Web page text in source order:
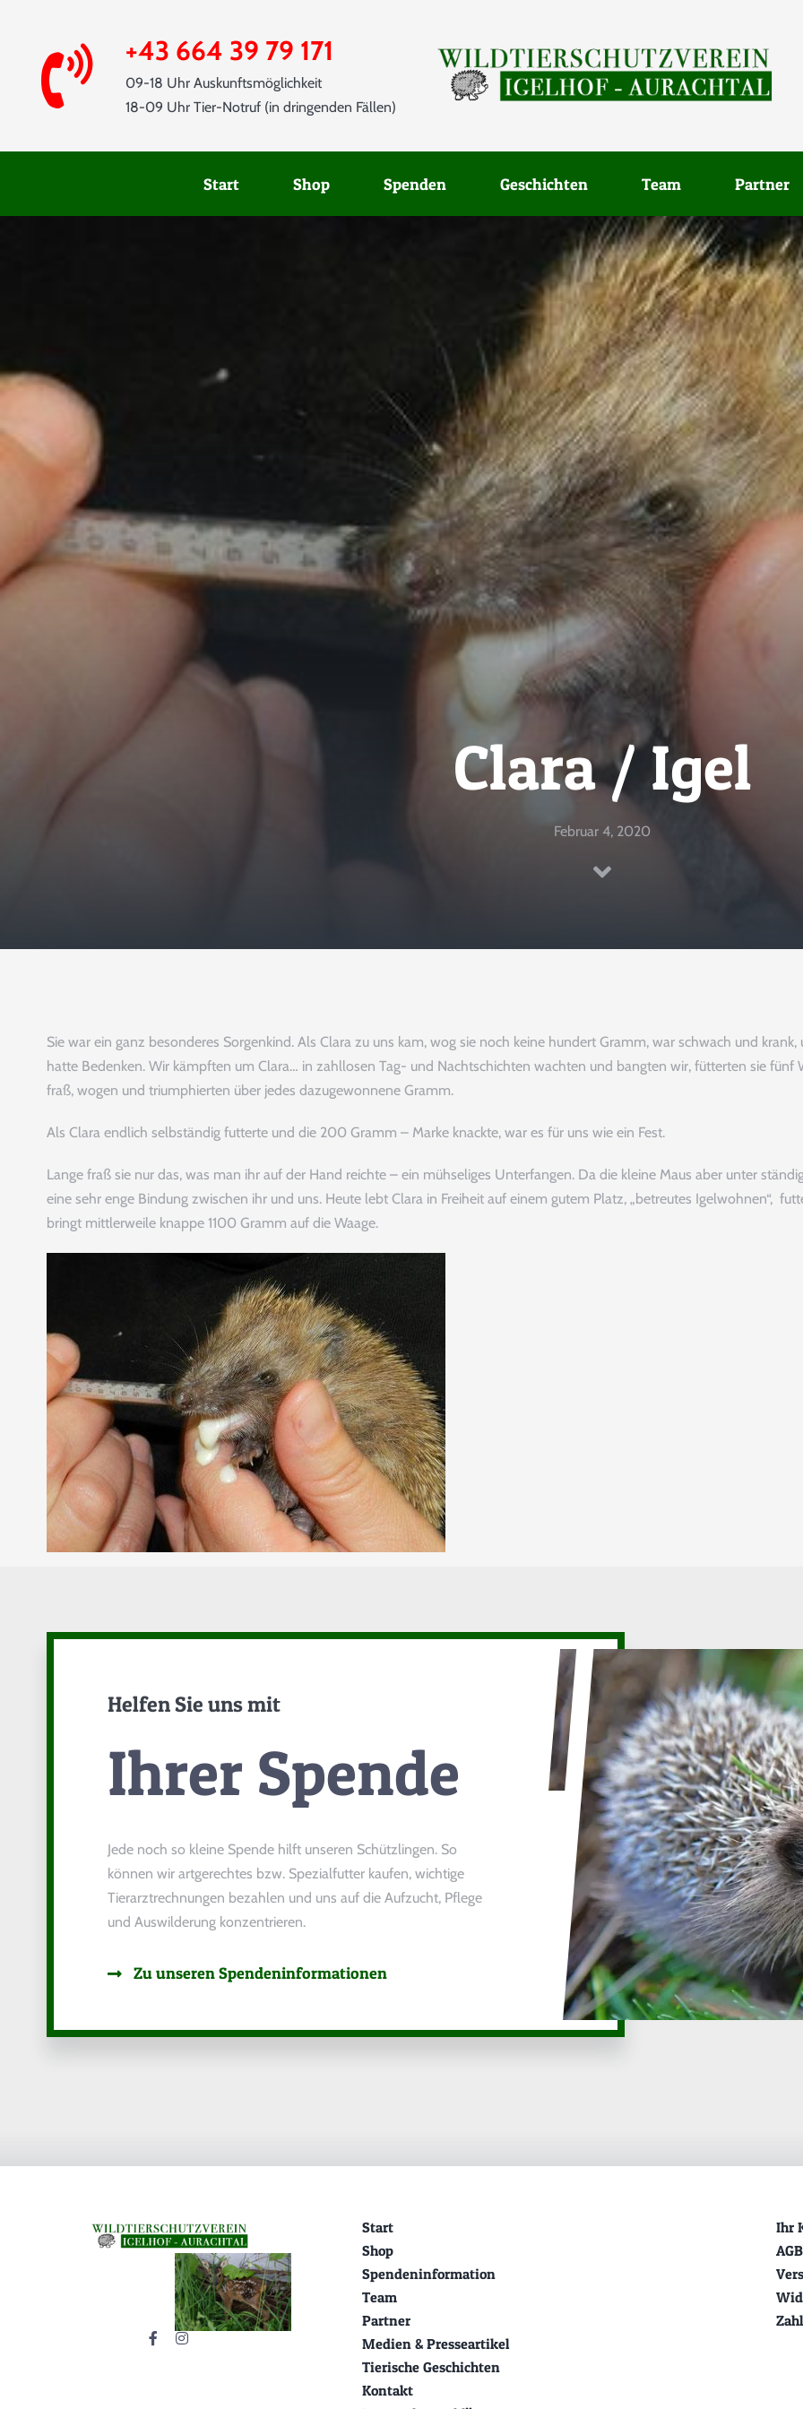
content
+43 664 39 79 171
09-18 Uhr Auskunftsmöglichkeit
18-09 Uhr Tier-Notruf (in dringenden Fällen)
Start Shop Spenden Geschichten Team Partner
Clara / Igel
Februar 4, 2020
Sie war ein ganz besonderes Sorgenkind. Als Clara zu uns kam, wog sie noch keine hundert Gramm, war schwach und
hatte Bedenken. Wir kämpften um Clara… in zahllosen Tag- und Nachtschichten wachten und bangten wir, fütterten sie fünf
fraß, wogen und triumphierten über jedes dazugewonnene Gramm.
Als Clara endlich selbständig futterte und die 200 Gramm – Marke knackte, war es für uns wie ein Fest.
Lange fraß sie nur das, was man ihr auf der Hand reichte – ein mühseliges Unterfangen. Da die kleine Maus aber unter
eine sehr enge Bindung zwischen ihr und uns. Heute lebt Clara in Freiheit auf einem gutem Platz, „betreutes Igelwohnen“,
bringt mittlerweile knappe 1100 Gramm auf die Waage.
Helfen Sie uns mit
Ihrer Spende
Jede noch so kleine Spende hilft unseren Schützlingen. So
können wir artgerechtes bzw. Spezialfutter kaufen, wichtige
Tierarztrechnungen bezahlen und uns auf die Aufzucht, Pflege
und Auswilderung konzentrieren.
Zu unseren Spendeninformationen
Start
Shop
Spendeninformation
Team
Partner
Medien & Presseartikel
Tierische Geschichten
Kontakt
Ihr
AGB
Helfen
Sie Mit Ihrer Spende